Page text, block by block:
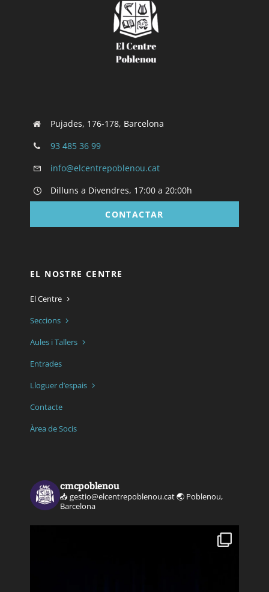
Pujades, 176-178, Barcelona
93 485 36 99
info@elcentrepoblenou.cat
Dilluns a Divendres, 17:00 a 20:00h
CONTACTAR
EL NOSTRE CENTRE
El Centre
Seccions
Aules i Tallers
Entrades
Lloguer d’espais
Contacte
Àrea de Socis
cmcpoblenou
📥 gestio@elcentrepoblenou.cat🌏 Poblenou,
Barcelona